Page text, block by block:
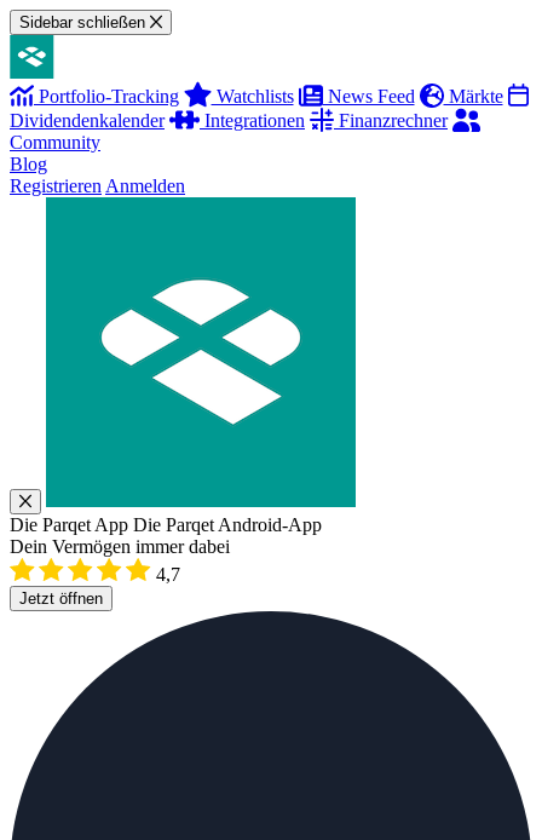
Sidebar schließen
Portfolio-Tracking Watchlists News Feed
Märkte
Dividendenkalender
Integrationen
Finanzrechner
Community
Blog
Registrieren Anmelden
Die Parqet App Die Parqet Android-App
Dein Vermögen immer dabei
4,7
Jetzt öffnen